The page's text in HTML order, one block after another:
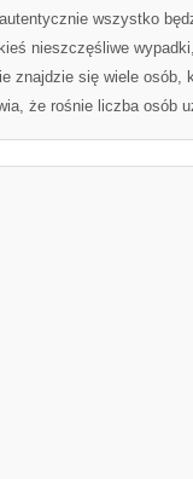
autentycznie wszystko
nieszczęśliwe
znajdzie się wiele osób,
że rośnie liczba osób